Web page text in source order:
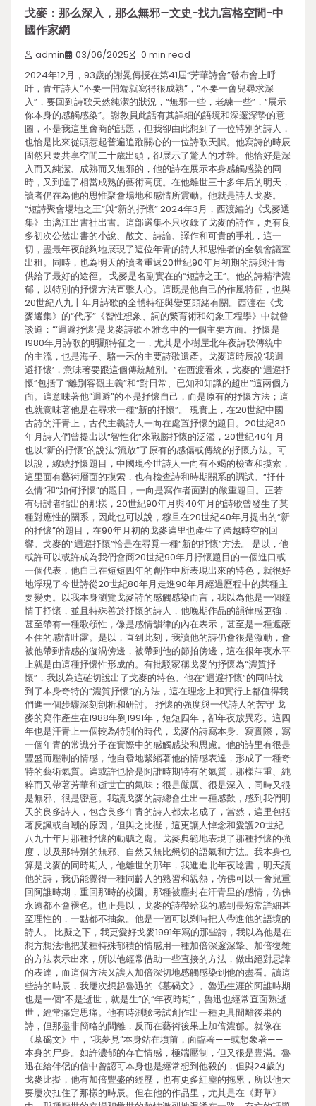
戈麥：那么深入，那么無邪–文史-找九宮格空間-中
國作家網
admin 03/06/2025 0 min read
2024年12月，93歲的謝冕傳授在第41屆“芳華詩會”發布會上呼
吁，青年詩人“不要一開端就寫得很成熟”，“不要一會兒尋求深
入”，要回到詩歌天然純潔的狀況，“無邪一些，老練一些”，“展示
你本身的感觸感染”。謝教員此話有其詳細的語境和深邃深摯的意
圖，不是我這里會商的話題，但我卻由此想到了一位特別的詩人，
也恰是比來從頭惹起普遍追蹤關心的一位詩歌天賦。他寫詩的時辰
固然只要共享空間二十歲出頭，卻展示了驚人的才幹。他恰好是深
入而又純潔、成熟而又無邪的，他的詩在展示本身感觸感染的同
時，又到達了相當成熟的藝術高度。在他離世三十多年后的明天，
讀者仍在為他的思惟聚會場地和感情所震動。他就是詩人戈麥。
“短詩聚會場地之王”與“新的抒懷” 2024年3月，西渡編的《戈麥選
集》由漓江出書社出書。這部選集不只收錄了戈麥的詩作，更有良
多初次公然出書的小說、散文、詩論、譯作和可貴的手札，這一
切，盡最年夜能夠地展現了這位年青的詩人和思惟者的全貌會議室
出租。同時，也為明天的讀者重返20世紀90年月初期的詩與汗青
供給了最好的途徑。 戈麥是名副實在的“短詩之王”。他的詩精準濃
郁，以特別的抒懷方法直擊人心。這既是他自己的作風特征，也與
20世紀八九十年月詩歌的全體特征與變更頭緒有關。西渡在《戈
麥選集》的“代序”《智性想象、詞的繁育術和幻象工程學》中就曾
談道：“‘迴避抒懷’是戈麥詩歌不雅念中的一個主要方面。抒懷是
1980年月詩歌的明顯特征之一，尤其是小樹屋北年夜詩歌傳統中
的主流，也是海子、駱一禾的主要詩歌遺產。戈麥這時辰說‘我迴
避抒懷’，意味著要跟這個傳統離別。”在西渡看來，戈麥的“迴避抒
懷”包括了“離別客觀主義”和“對日常、已知和知識的超出”這兩個方
面。這意味著他“迴避”的不是抒懷自己，而是原有的抒懷方法；這
也就意味著他是在尋求一種“新的抒懷”。 現實上，在20世紀中國
古詩的汗青上，古代主義詩人一向在處置抒懷的題目。20世紀30
年月詩人們曾提出以“智性化”來戰勝抒懷的泛濫，20世紀40年月
也以“新的抒懷”的說法“流放”了原有的感傷或傳統的抒懷方法。可
以說，繚繞抒懷題目，中國現今世詩人一向有不竭的檢查和摸索，
這里面有藝術層面的摸索，也有檢查詩和時期關系的調試。“抒什
么情”和“如何抒懷”的題目，一向是寫作者面對的嚴重題目。正若
有研討者指出的那樣，20世紀90年月與40年月的詩歌曾發生了某
種對應性的關系，因此也可以說，穆旦在20世紀40年月提出的“新
的抒懷”的題目，在90年月初的戈麥這里也產生了跨越時空的回
響。戈麥的“迴避抒懷”恰是在尋覓一種“新的抒懷”方法。 是以，他
或許可以或許成為我們會商20世紀90年月抒懷題目的一個進口或
一個代表，他自己在短短四年的創作中所表現出來的特色，就很好
地浮現了今世詩從20世紀80年月走進90年月經過歷程中的某種主
要變更。以我本身瀏覽戈麥詩的感觸感染而言，我以為他是一個鐘
情于抒懷，並且特殊善於抒懷的詩人，他晚期作品的韻律感更強，
甚至帶有一種歌頌性，像是感情韻律的內在表示，甚至是一種遮蔽
不住的感情吐露。是以，直到此刻，我讀他的詩仍會很是激動，會
被他帶到情感的漩渦傍邊，被帶到他的節拍傍邊，這在很年夜水平
上就是由這種抒懷性形成的。有批駁家稱戈麥的抒懷為“濃質抒
懷”，我以為這確切說出了戈麥的特色。他在“迴避抒懷”的同時找
到了本身奇特的“濃質抒懷”的方法，這在理念上和實行上都值得我
們進一個步驟深刻剖析和研討。 抒懷的強度與一代詩人的苦守 戈
麥的寫作產生在1988年到1991年，短短四年，卻年夜放異彩。這四
年也是汗青上一個較為特別的時代，戈麥的詩寫本身、寫實際，寫
一個年青的常識分子在實際中的感觸感染和思慮。他的詩里有很是
豐盛而壓制的情感，他自發地緊縮著他的情感表達，形成了一種奇
特的藝術氣質。這或許也恰是阿誰時期特有的氣質，那樣莊重、純
粹而又帶著芳華和逝世亡的氣味；很是嚴厲、很是深入，同時又很
是無邪、很是密意。我讀戈麥的詩總會生出一種感歎，感到我們明
天的良多詩人，包含良多年青的詩人都太老成了，當然，這里包括
著反諷或自嘲的原因，但與之比擬，這更讓人悼念和愛護20世紀
八九十年月那種抒懷的動聽之處。戈麥典範地表現了那種抒懷的強
度，以及那特別的無邪、自然又無比懇切的語氣和方法。我本身也
算是戈麥的同時期人，他離世的那年，我進進北年夜唸書，明天讀
他的詩，我仍能覺得一種同齡人的熟習和親熱，仿佛可以一會兒重
回阿誰時期，重回那時的校園。那種被塵封在汗青里的感情，仿佛
永遠都不會褪色。也正是以，戈麥的詩帶給我的感到長短常詳細甚
至理性的，一點都不抽象。他是一個可以剎時把人帶進他的語境的
詩人。 比擬之下，我更愛好戈麥1991年寫的那些詩，我以為他是在
想方想法地把某種特殊郁積的情感用一種加倍深邃深摯、加倍復雜
的方法表示出來，所以他經常借助一些直接的方法，做出絕對忌諱
的表達，而這個方法又讓人加倍深切地感觸感染到他的盡看。讀這
些詩的時辰，我屢次想起魯迅的《墓碣文》。魯迅生涯的阿誰時期
也是一個“不是逝世，就是生”的“年夜時期”，魯迅也經常直面熟逝
世，經常痛定思痛。他有時測驗考試創作出一種更具間離後果的
詩，但那盡非簡略的間離，反而在藝術後果上加倍濃郁。就像在
《墓碣文》中，“我夢見”本身站在墳前，面臨著——或想象著——
本身的尸身。如許濃郁的存亡情感，極端壓制，但又很是豐滿。魯
迅在給伴侶的信中曾認可本身也是經常想到他殺的，但與24歲的
戈麥比擬，他有加倍豐盛的經歷，也有更多紅塵的拖累，所以他大
要屢次扛住了那樣的時辰。但在他的作品里，尤其是在《野草》